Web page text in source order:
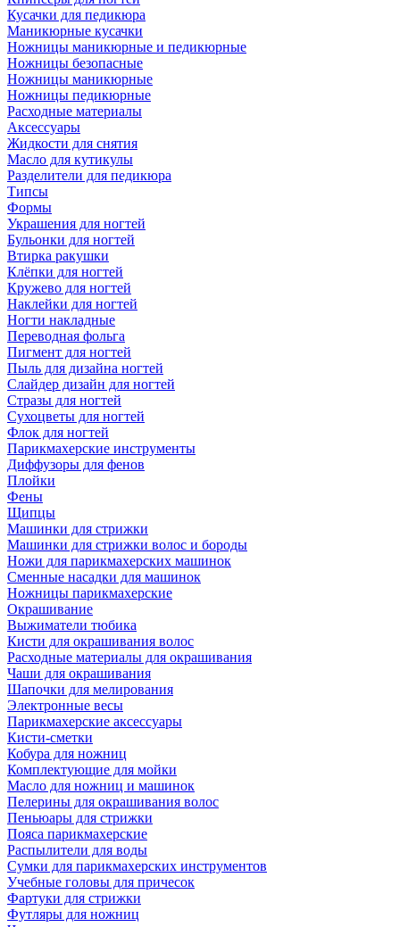
Кусачки для педикюра
Маникюрные кусачки
Ножницы маникюрные и педикюрные
Ножницы безопасные
Ножницы маникюрные
Ножницы педикюрные
Расходные материалы
Аксессуары
Жидкости для снятия
Масло для кутикулы
Разделители для педикюра
Типсы
Формы
Украшения для ногтей
Бульонки для ногтей
Втирка ракушки
Клёпки для ногтей
Кружево для ногтей
Наклейки для ногтей
Ногти накладные
Переводная фольга
Пигмент для ногтей
Пыль для дизайна ногтей
Слайдер дизайн для ногтей
Стразы для ногтей
Сухоцветы для ногтей
Флок для ногтей
Парикмахерские инструменты
Диффузоры для фенов
Плойки
Фены
Щипцы
Машинки для стрижки
Машинки для стрижки волос и бороды
Ножи для парикмахерских машинок
Сменные насадки для машинок
Ножницы парикмахерские
Окрашивание
Выжиматели тюбика
Кисти для окрашивания волос
Расходные материалы для окрашивания
Чаши для окрашивания
Шапочки для мелирования
Электронные весы
Парикмахерские аксессуары
Кисти-сметки
Кобура для ножниц
Комплектующие для мойки
Масло для ножниц и машинок
Пелерины для окрашивания волос
Пеньюары для стрижки
Пояса парикмахерские
Распылители для воды
Сумки для парикмахерских инструментов
Учебные головы для причесок
Фартуки для стрижки
Футляры для ножниц